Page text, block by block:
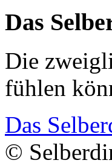
Das
Die
fühlen
Das
©